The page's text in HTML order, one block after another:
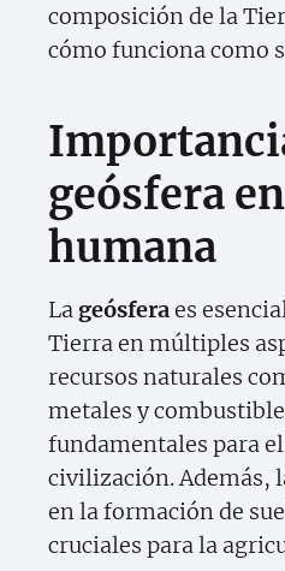
composición de la
cómo funciona como
geósfera
humana
La geósferaes
Tierra en múltiples
recursos naturales
metales y
fundamentales para
civilización. Además,
en la formación de
cruciales para la